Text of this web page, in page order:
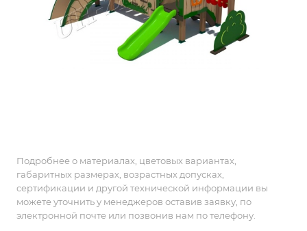
Подробнее о материалах, цветовых вариантах,
габаритных размерах, возрастных допусках,
сертификации и другой технической информации вы
можете уточнить у менеджеров оставив заявку, по
электронной почте или позвонив нам по телефону.